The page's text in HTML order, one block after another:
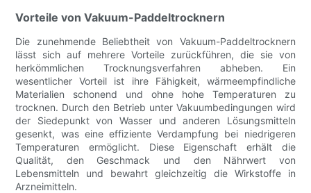
Vorteile von Vakuum-Paddeltrocknern
Die zunehmende Beliebtheit von Vakuum-Paddeltrocknern
lässt sich auf mehrere Vorteile zurückführen, die sie von
herkömmlichen Trocknungsverfahren abheben. Ein
wesentlicher Vorteil ist ihre Fähigkeit, wärmeempfindliche
Materialien schonend und ohne hohe Temperaturen zu
trocknen. Durch den Betrieb unter Vakuumbedingungen wird
der Siedepunkt von Wasser und anderen Lösungsmitteln
gesenkt, was eine effiziente Verdampfung bei niedrigeren
Temperaturen ermöglicht. Diese Eigenschaft erhält die
Qualität, den Geschmack und den Nährwert von
Lebensmitteln und bewahrt gleichzeitig die Wirkstoffe in
Arzneimitteln.